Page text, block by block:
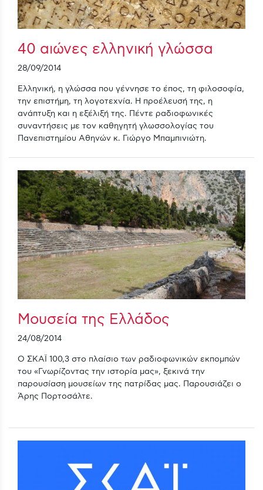
40 αιώνες ελληνική γλώσσα
28/09/2014
Ελληνική, η γλώσσα που γέννησε το έπος, τη φιλοσοφία,
την επιστήμη, τη λογοτεχνία. Η προέλευσή της, η
ανάπτυξη και η εξέλιξή της. Πέντε ραδιοφωνικές
συναντήσεις με τον καθηγητή γλωσσολογίας του
Πανεπιστημίου Αθηνών κ. Γιώργο Μπαμπινιώτη.
Μουσεία της Ελλάδος
24/08/2014
Ο ΣΚΑΪ 100,3 στο πλαίσιο των ραδιοφωνικών εκπομπών
του «Γνωρίζοντας την ιστορία μας», ξεκινά την
παρουσίαση μουσείων της πατρίδας μας. Παρουσιάζει ο
Άρης Πορτοσάλτε.